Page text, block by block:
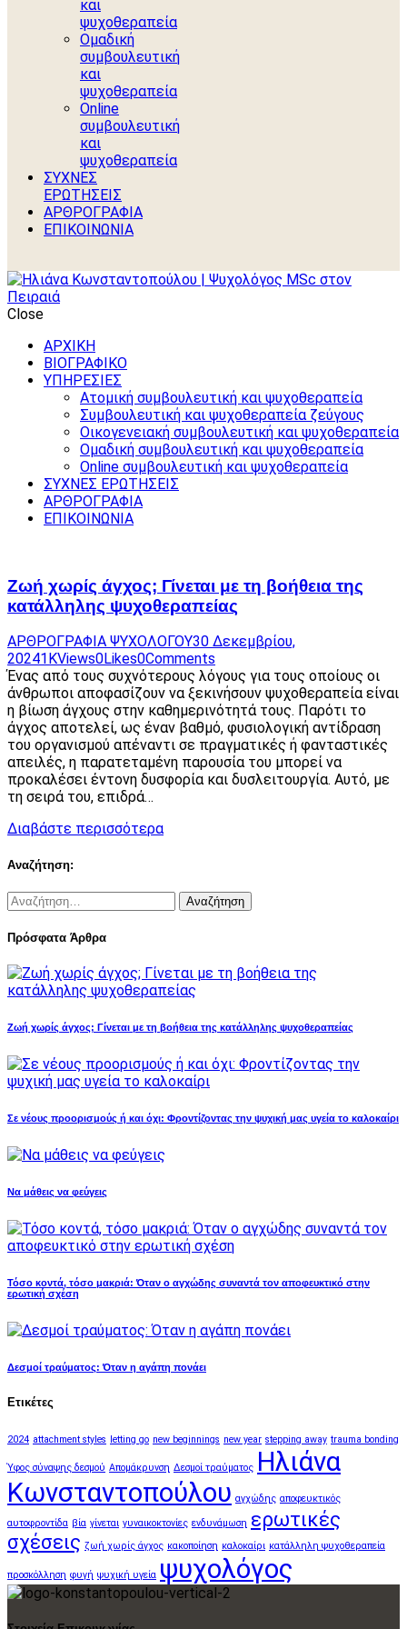
και
ψυχοθεραπεία
Ομαδική
συμβουλευτική
και
ψυχοθεραπεία
Online
συμβουλευτική
και
ψυχοθεραπεία
ΣΥΧΝΕΣ
ΕΡΩΤΗΣΕΙΣ
ΑΡΘΡΟΓΡΑΦΙΑ
ΕΠΙΚΟΙΝΩΝΙΑ
Close
ΑΡΧΙΚΗ
ΒΙΟΓΡΑΦΙΚΟ
ΥΠΗΡΕΣΙΕΣ
Ατομική συμβουλευτική και ψυχοθεραπεία
Συμβουλευτική και ψυχοθεραπεία ζεύγους
Οικογενειακή συμβουλευτική και ψυχοθεραπεία
Ομαδική συμβουλευτική και ψυχοθεραπεία
Online συμβουλευτική και ψυχοθεραπεία
ΣΥΧΝΕΣ ΕΡΩΤΗΣΕΙΣ
ΑΡΘΡΟΓΡΑΦΙΑ
ΕΠΙΚΟΙΝΩΝΙΑ
Ζωή χωρίς άγχος; Γίνεται με τη βοήθεια της
κατάλληλης ψυχοθεραπείας
ΑΡΘΡΟΓΡΑΦΙΑ ΨΥΧΟΛΟΓΟΥ30 Δεκεμβρίου,
20241KViews0Likes0Comments
Ένας από τους συχνότερους λόγους για τους οποίους οι
άνθρωποι αποφασίζουν να ξεκινήσουν ψυχοθεραπεία είναι
η βίωση άγχους στην καθημερινότητά τους. Παρότι το
άγχος αποτελεί, ως έναν βαθμό, φυσιολογική αντίδραση
του οργανισμού απέναντι σε πραγματικές ή φανταστικές
απειλές, η παρατεταμένη παρουσία του μπορεί να
προκαλέσει έντονη δυσφορία και δυσλειτουργία. Αυτό, με
τη σειρά του, επιδρά…
Διαβάστε περισσότερα
Αναζήτηση:
Αναζήτηση
για:
Πρόσφατα Άρθρα
Ζωή χωρίς άγχος; Γίνεται με τη βοήθεια της κατάλληλης ψυχοθεραπείας
Σε νέους προορισμούς ή και όχι: Φροντίζοντας την ψυχική μας υγεία το καλοκαίρι
Να μάθεις να φεύγεις
Τόσο κοντά, τόσο μακριά: Όταν ο αγχώδης συναντά τον αποφευκτικό στην
ερωτική σχέση
Δεσμοί τραύματος: Όταν η αγάπη πονάει
Ετικέτες
2024 attachment styles letting go new beginnings new year stepping away trauma bonding
Ύφος σύναψης δεσμού Απομάκρυνση Δεσμοί τραύματος Ηλιάνα
Κωνσταντοπούλου αγχώδης αποφευκτικός
αυτοφροντίδα βία γίνεται γυναικοκτονίες ενδυνάμωση ερωτικές
σχέσεις ζωή χωρίς άγχος κακοποίηση καλοκαίρι κατάλληλη ψυχοθεραπεία
προσκόλληση φυγή ψυχική υγεία ψυχολόγος